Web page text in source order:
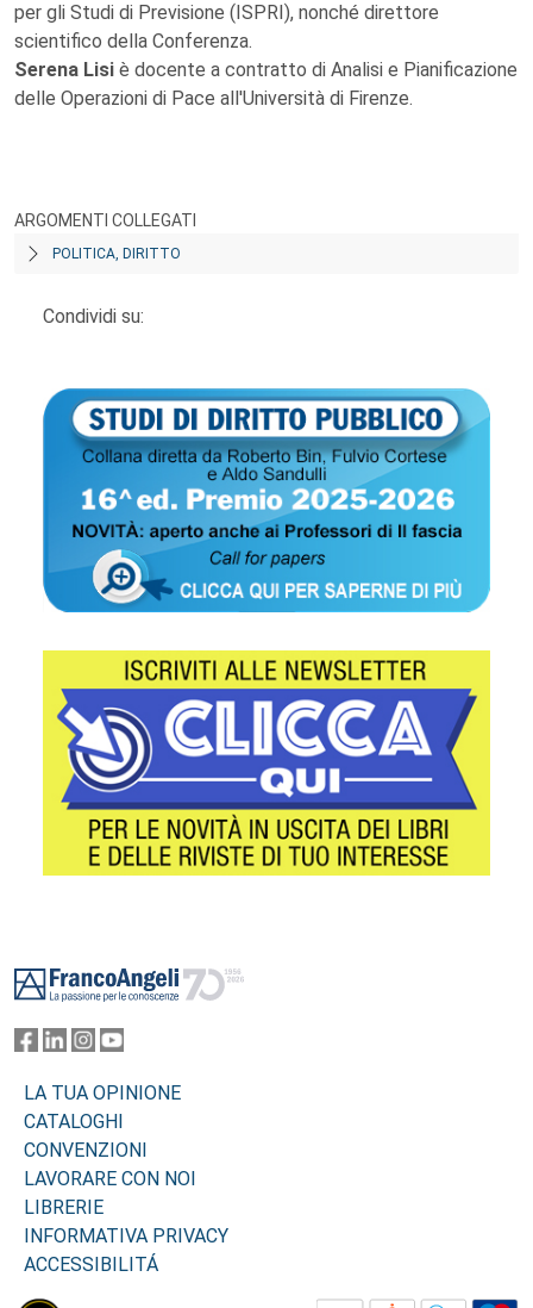
per gli Studi di Previsione (ISPRI), nonché direttore
scientifico della Conferenza.
Serena Lisi è docente a contratto di Analisi e Pianificazione
delle Operazioni di Pace all'Università di Firenze.
ARGOMENTI COLLEGATI
POLITICA, DIRITTO
Condividi su:
LA TUA OPINIONE
CATALOGHI
CONVENZIONI
LAVORARE CON NOI
LIBRERIE
INFORMATIVA PRIVACY
ACCESSIBILITÁ